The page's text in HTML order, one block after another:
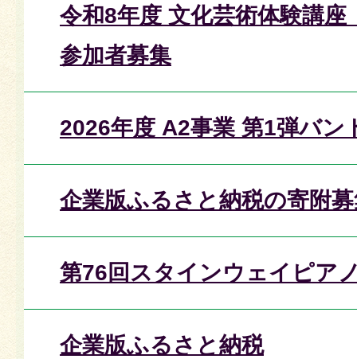
令和8年度 文化芸術体験講
参加者募集
2026年度 A2事業 第1弾バン
企業版ふるさと納税の寄附
第76回スタインウェイピア
企業版ふるさと納税